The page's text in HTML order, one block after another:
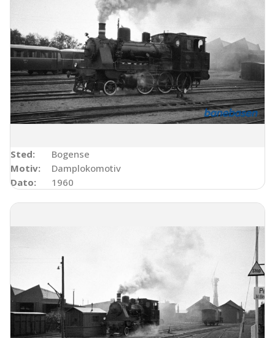
Sted:
Bogense
Motiv:
Damplokomotiv
Dato:
1960